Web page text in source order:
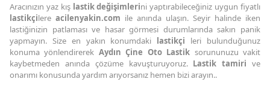
Aracınızın yaz kış lastik değişimlerini yaptırabileceğiniz uygun fiyatlı
lastikçilere acilenyakin.com ile anında ulaşın. Seyir halinde iken
lastiğinizin patlaması ve hasar görmesi durumlarında sakın panik
yapmayın. Size en yakın konumdaki lastikçi leri bulunduğunuz
konuma yönlendirerek Aydın Çine Oto Lastik sorununuzu vakit
kaybetmeden anında çözüme kavuşturuyoruz. Lastik tamiri ve
onarımı konusunda yardım arıyorsanız hemen bizi arayın..